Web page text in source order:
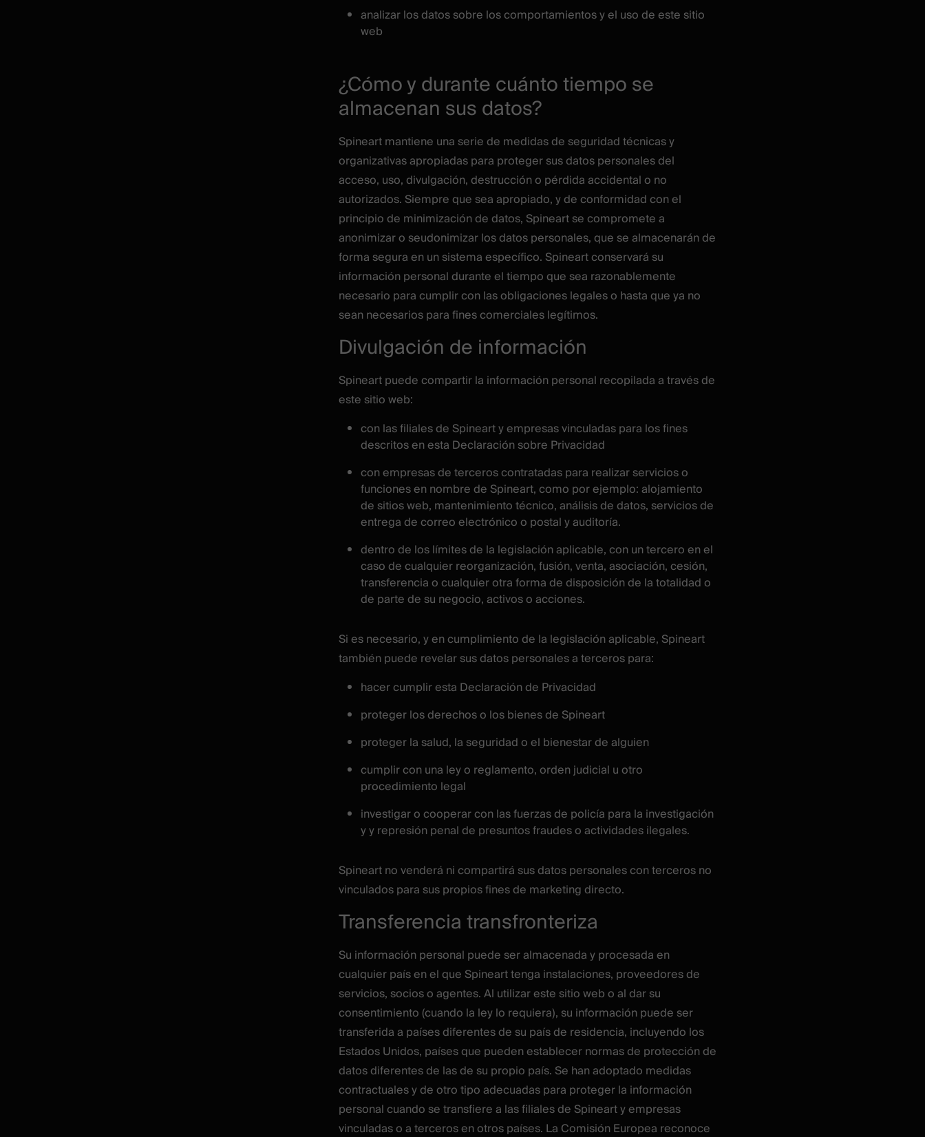
analizar los datos sobre los comportamientos y el uso de este sitio
web
¿Cómo y durante cuánto tiempo se
almacenan sus datos?
Spineart mantiene una serie de medidas de seguridad técnicas y
organizativas apropiadas para proteger sus datos personales del
acceso, uso, divulgación, destrucción o pérdida accidental o no
autorizados. Siempre que sea apropiado, y de conformidad con el
principio de minimización de datos, Spineart se compromete a
anonimizar o seudonimizar los datos personales, que se almacenarán de
forma segura en un sistema específico. Spineart conservará su
información personal durante el tiempo que sea razonablemente
necesario para cumplir con las obligaciones legales o hasta que ya no
sean necesarios para fines comerciales legítimos.
Divulgación de información
Spineart puede compartir la información personal recopilada a través de
este sitio web:
con las filiales de Spineart y empresas vinculadas para los fines
descritos en esta Declaración sobre Privacidad
con empresas de terceros contratadas para realizar servicios o
funciones en nombre de Spineart, como por ejemplo: alojamiento
de sitios web, mantenimiento técnico, análisis de datos, servicios de
entrega de correo electrónico o postal y auditoría.
dentro de los límites de la legislación aplicable, con un tercero en el
caso de cualquier reorganización, fusión, venta, asociación, cesión,
transferencia o cualquier otra forma de disposición de la totalidad o
de parte de su negocio, activos o acciones.
Si es necesario, y en cumplimiento de la legislación aplicable, Spineart
también puede revelar sus datos personales a terceros para:
hacer cumplir esta Declaración de Privacidad
proteger los derechos o los bienes de Spineart
proteger la salud, la seguridad o el bienestar de alguien
cumplir con una ley o reglamento, orden judicial u otro
procedimiento legal
investigar o cooperar con las fuerzas de policía para la investigación
y y represión penal de presuntos fraudes o actividades ilegales.
Spineart no venderá ni compartirá sus datos personales con terceros no
vinculados para sus propios fines de marketing directo.
Transferencia transfronteriza
Su información personal puede ser almacenada y procesada en
cualquier país en el que Spineart tenga instalaciones, proveedores de
servicios, socios o agentes. Al utilizar este sitio web o al dar su
consentimiento (cuando la ley lo requiera), su información puede ser
transferida a países diferentes de su país de residencia, incluyendo los
Estados Unidos, países que pueden establecer normas de protección de
datos diferentes de las de su propio país. Se han adoptado medidas
contractuales y de otro tipo adecuadas para proteger la información
personal cuando se transfiere a las filiales de Spineart y empresas
vinculadas o a terceros en otros países. La Comisión Europea reconoce